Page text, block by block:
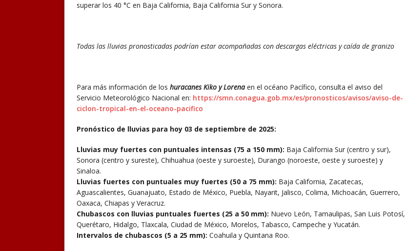
superar los 40 °C en Baja California, Baja California Sur y Sonora.
Todas las lluvias pronosticadas podrían estar acompañadas con descargas eléctricas y caída de granizo
Para más información de los huracanes Kiko y Lorenaen el océano Pacífico, consulta el aviso del
Servicio Meteorológico Nacional en: https://smn.conagua.gob.mx/es/pronosticos/avisos/aviso-de-
ciclon-tropical-en-el-oceano-pacifico
Pronóstico de lluvias para hoy 03 de septiembre de 2025:
Lluvias muy fuertes con puntuales intensas (75 a 150 mm): Baja California Sur (centro y sur),
Sonora (centro y sureste), Chihuahua (oeste y suroeste), Durango (noroeste, oeste y suroeste) y
Sinaloa.
Lluvias fuertes con puntuales muy fuertes (50 a 75 mm): Baja California, Zacatecas,
Aguascalientes, Guanajuato, Estado de México, Puebla, Nayarit, Jalisco, Colima, Michoacán, Guerrero,
Oaxaca, Chiapas y Veracruz.
Chubascos con lluvias puntuales fuertes (25 a 50 mm): Nuevo León, Tamaulipas, San Luis Potosí,
Querétaro, Hidalgo, Tlaxcala, Ciudad de México, Morelos, Tabasco, Campeche y Yucatán.
Intervalos de chubascos (5 a 25 mm): Coahuila y Quintana Roo.